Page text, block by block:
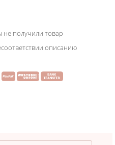
не получили товар
описанию